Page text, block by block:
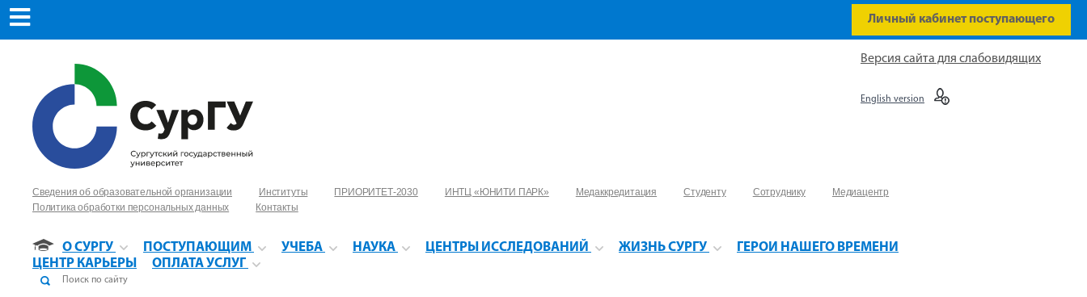
Личный кабинет поступающего
Сведения об образовательной организации Институты ПРИОРИТЕТ-2030 ИНТЦ «ЮНИТИ ПАРК» Медаккредитация Студенту Сотруднику
Медиацентр
Политика обработки персональных данных
Контакты
О СУРГУ ПОСТУПАЮЩИМ УЧЕБА НАУКА ЦЕНТРЫ ИССЛЕДОВАНИЙ ЖИЗНЬ СУРГУ
ГЕРОИ НАШЕГО ВРЕМЕНИ
ЦЕНТР КАРЬЕРЫ
ОПЛАТА УСЛУГ
Версия сайта для слабовидящих
English version